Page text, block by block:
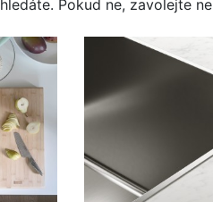
Pokud ne, zavolejte